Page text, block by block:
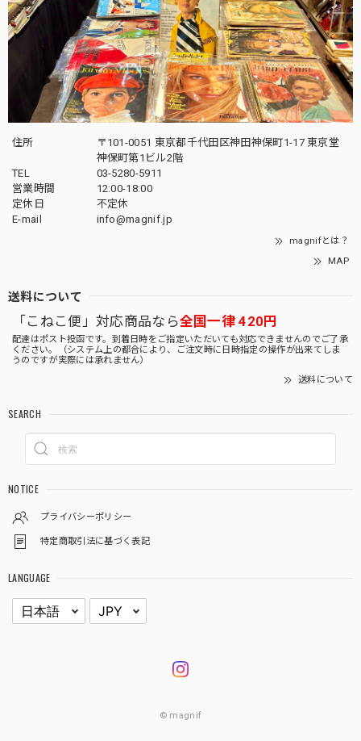
住所
〒101-0051 東京都千代田区神田神保町1-17 東京堂
神保町第1ビル2階
TEL
03-5280-5911
営業時間
12:00-18:00
定休日
不定休
E-mail
info@magnif.jp
magnifとは？
MAP
送料について
「こねこ便」対応商品なら全国一律 420円
配達はポスト投函です。到着日時をご指定いただいても対応できませんのでご了承
ください。（システム上の都合により、ご注文時に日時指定の操作が出来てしま
うのですが実際には承れません）
送料について
SEARCH
NOTICE
プライバシーポリシー
特定商取引法に基づく表記
LANGUAGE
© magnif